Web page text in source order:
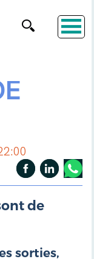
de
sorties,